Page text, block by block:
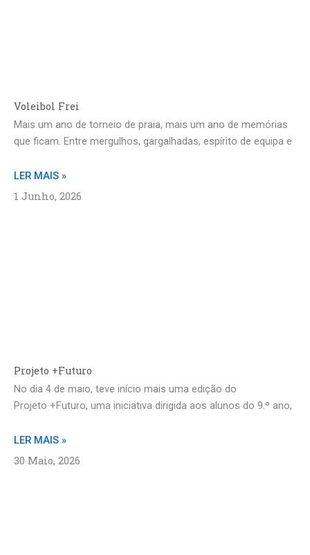
Voleibol Frei
Mais um ano de torneio de praia, mais um ano de memórias
que ficam. Entre mergulhos, gargalhadas, espírito de equipa e
LER MAIS »
1 Junho, 2026
Projeto +Futuro
No dia 4 de maio, teve início mais uma edição do
Projeto +Futuro, uma iniciativa dirigida aos alunos do 9.º ano,
LER MAIS »
30 Maio, 2026